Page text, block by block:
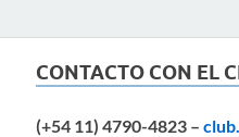
CONTACTO CON EL
(+54 11) 4790-4823 –